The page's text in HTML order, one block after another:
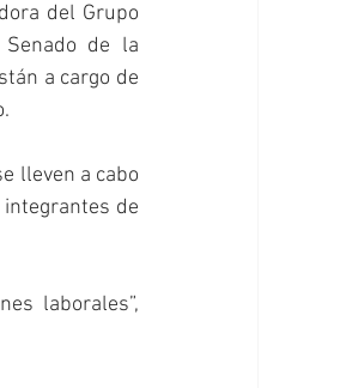
del Grupo
de la
a cargo de
lleven a cabo
de
laborales”,